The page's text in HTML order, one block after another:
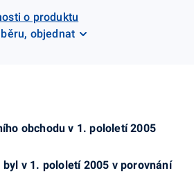
o produktu
objednat
obchodu v 1. pololetí 2005
byl v 1. pololetí 2005 v porovnání